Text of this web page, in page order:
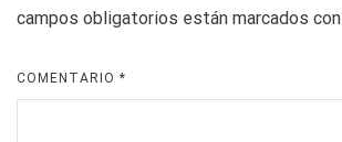
campos obligatorios están marcados con
COMENTARIO *